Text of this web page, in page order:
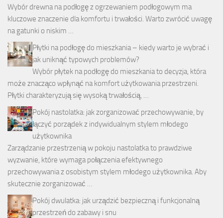
Wybór drewna na podłogę z ogrzewaniem podłogowym ma
kluczowe znaczenie dla komfortu i trwałości. Warto zwrócić uwagę
na gatunki o niskim …
Płytki na podłogę do mieszkania – kiedy warto je wybrać i
jak uniknąć typowych problemów?
Wybór płytek na podłogę do mieszkania to decyzja, która
może znacząco wpłynąć na komfort użytkowania przestrzeni.
Płytki charakteryzują się wysoką trwałością, …
Pokój nastolatka: jak zorganizować przechowywanie, by
łączyć porządek z indywidualnym stylem młodego
użytkownika
Zarządzanie przestrzenią w pokoju nastolatka to prawdziwe
wyzwanie, które wymaga połączenia efektywnego
przechowywania z osobistym stylem młodego użytkownika. Aby
skutecznie zorganizować …
Pokój dwulatka: jak urządzić bezpieczną i funkcjonalną
przestrzeń do zabawy i snu